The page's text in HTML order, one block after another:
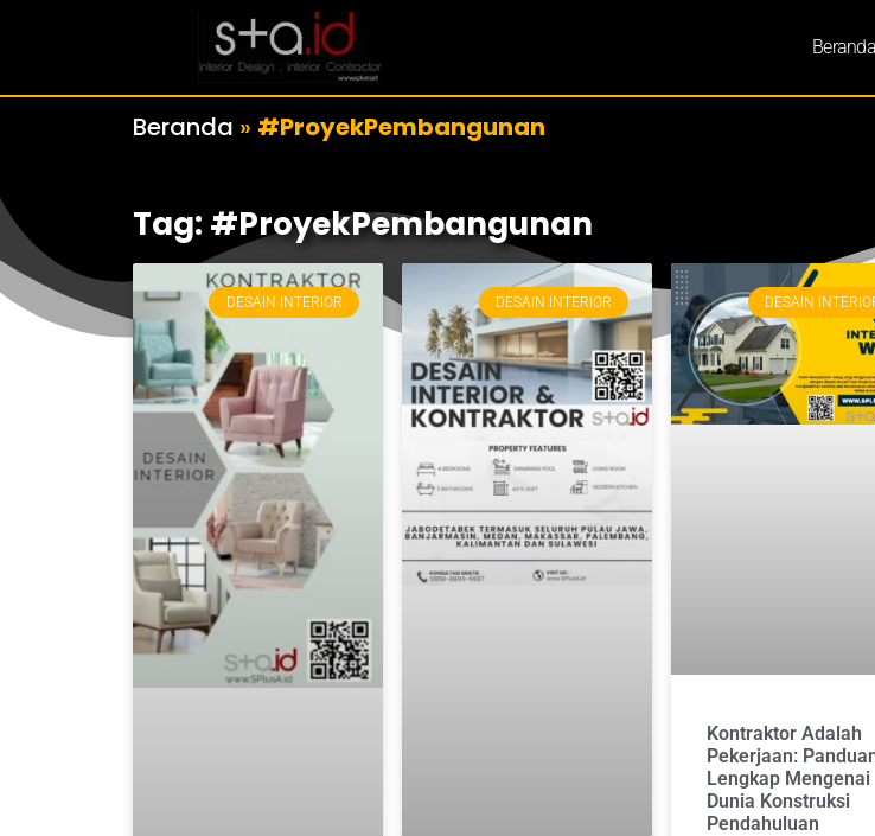
Beranda
Beranda » #ProyekPembangunan
Tag: #ProyekPembangunan
DESAIN INTERIOR DESAIN INTERIOR DESAIN
Kontraktor Adalah
Pekerjaan:
Lengkap Mengenai
Dunia Konstruksi
Pendahuluan